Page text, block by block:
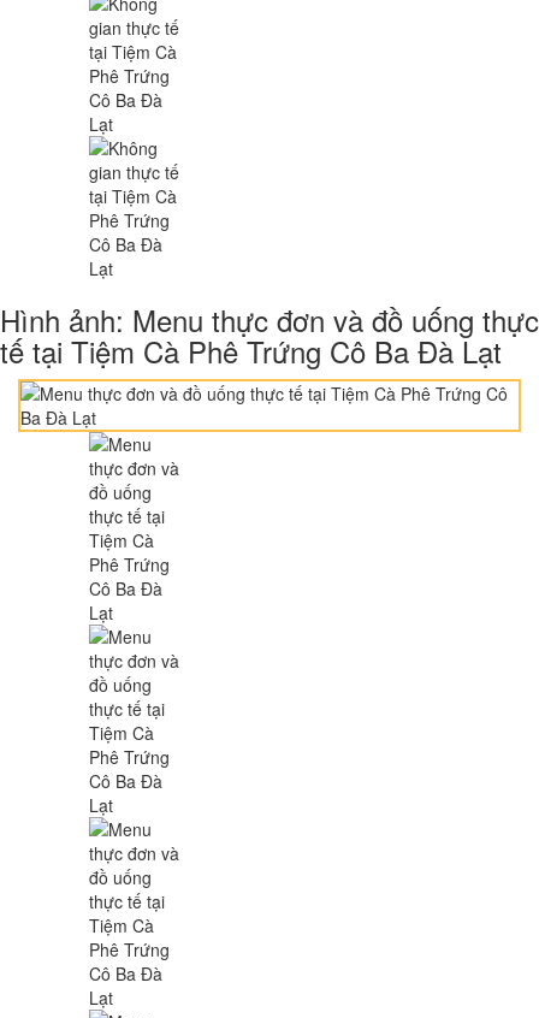
Hình ảnh: Menu thực đơn và đồ uống thực
tế tại Tiệm Cà Phê Trứng Cô Ba Đà Lạt